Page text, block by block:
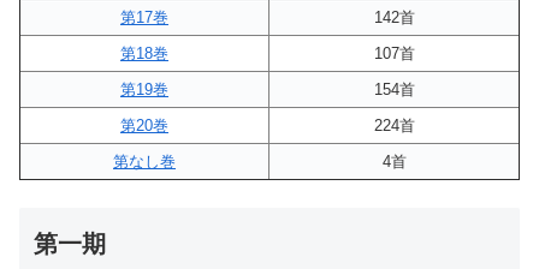
第17巻
142首
第18巻
107首
第19巻
154首
第20巻
224首
第なし巻
4首
第一期